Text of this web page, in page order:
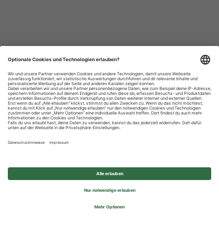
Datenschutzhinweise
Impressum
Privatsphäre-Einstellungen
© 2026 REWE Group - All rights reserved